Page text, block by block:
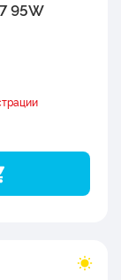
95W